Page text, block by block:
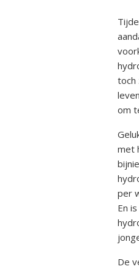
toch
om
met
per
En
De